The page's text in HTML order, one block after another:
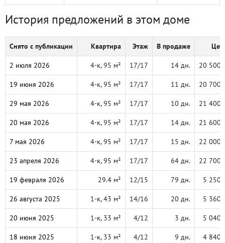
История предложений в этом доме
Снято с публикации Квартира Этаж В продаже
2 июля 2026 4-к, 95 м² 17/17 14 дн. 20 500
19 июня 2026 4-к, 95 м² 17/17 11 дн. 20 700
29 мая 2026 4-к, 95 м² 17/17 10 дн. 21 400
20 мая 2026 4-к, 95 м² 17/17 14 дн. 21 600
7 мая 2026 4-к, 95 м² 17/17 15 дн. 22 000
23 апреля 2026 4-к, 95 м² 17/17 64 дн. 22 700
19 февраля 2026 29.4 м² 12/15 79 дн. 5 250
26 августа 2025 1-к, 43 м² 14/16 20 дн. 5 360
20 июня 2025 1-к, 33 м² 4/12 3 дн. 5 040
18 июня 2025 1-к, 33 м² 4/12 9 дн. 4 840